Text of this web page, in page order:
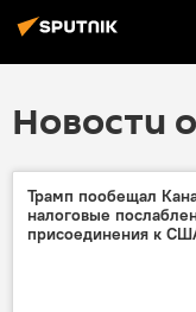
Новости
Трамп пообещал
налоговые
присоединения к